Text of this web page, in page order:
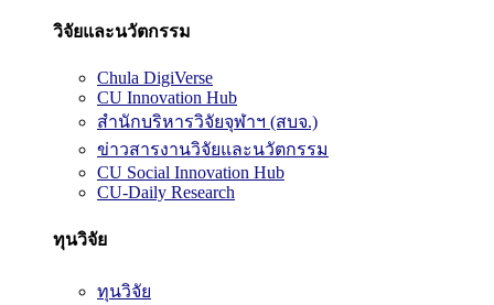
วิจัยและนวัตกรรม
Chula DigiVerse
CU Innovation Hub
สำนักบริหารวิจัยจุฬาฯ (สบจ.)
ข่าวสารงานวิจัยและนวัตกรรม
CU Social Innovation Hub
CU-Daily Research
ทุนวิจัย
ทุนวิจัย